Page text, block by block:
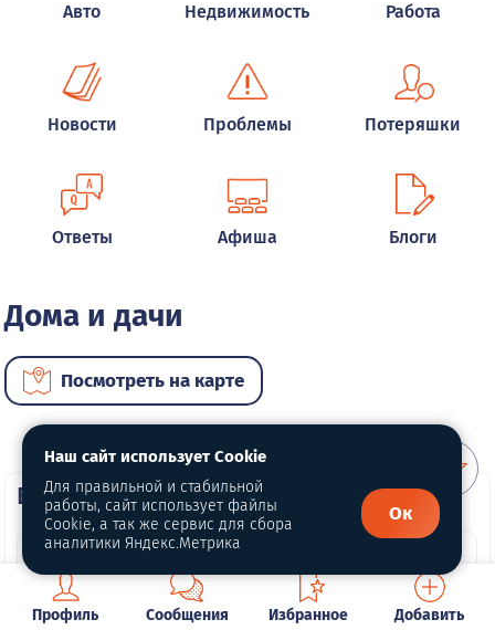
Авто Недвижимость Работа
Новости Проблемы Потеряшки
Ответы Афиша Блоги
Дома и дачи
Посмотреть на карте
ВИП недвижимость
Профиль Сообщения Избранное Добавить
Наш сайт использует Cookie
Для правильной и стабильной
работы, сайт использует файлы
Cookie, а так же сервис для сбора
аналитики Яндекс.Метрика
Ок